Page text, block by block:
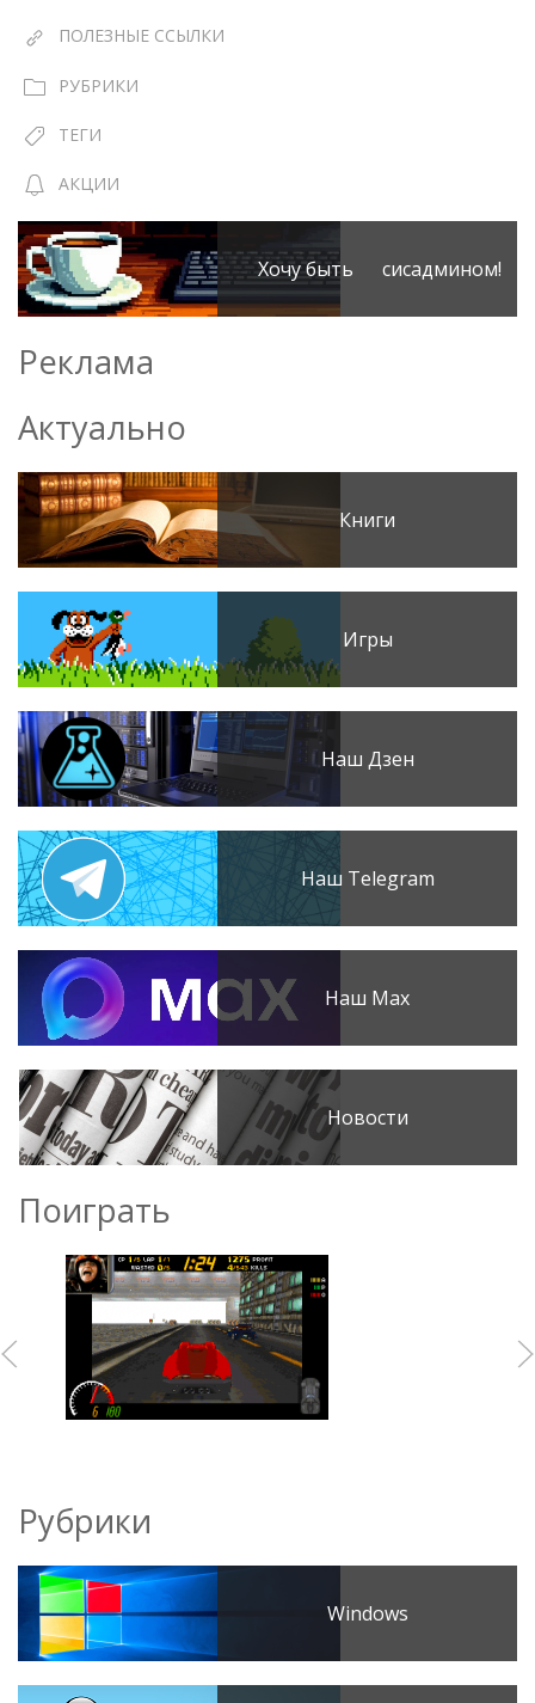
ПОЛЕЗНЫЕ ССЫЛКИ
РУБРИКИ
ТЕГИ
АКЦИИ
Хочу быть сисадмином!
Реклама
Актуально
Книги
Игры
Наш Дзен
Наш Telegram
Наш Max
Новости
Поиграть
Рубрики
Windows